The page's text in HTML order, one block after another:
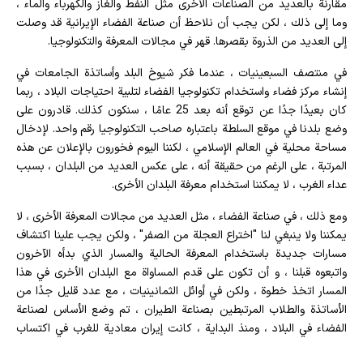
مقارنة بالعديد من الصناعات الأخرى مثل النفط والغاز والكهرباء والماء ،
وما إلى ذلك ، لكن يجب أن نلاحظ أن صناعة الفضاء الإيرانية قد وصلت
إلى العديد من الذروة بقصرها. قهر في مجالات المعرفة والتكنولوجيا.
في منتصف السبعينيات ، عندما فكر شيوخ البلد وأساتذة الجامعات في
إنشاء مركز فضاء واستخدام تكنولوجيا الفضاء لتلبية احتياجات البلاد ، ربما
كان بعيدًا جدًا عن توقع أنه بعد 25 عامًا ، سنكون كذلك. قادرون على
وضع بلدنا في موقع السلطة باعتباره صاحب التكنولوجيا رقم واحد. لإدخال
مساحة محلية في العالم الإسلامي ، لكننا اليوم فخورون بالإعلان عن هذه
المرتبة ، على الرغم من حقيقة أنه ، على عكس العديد من البلدان ، بسبب
عداء الغرب ، لا يمكننا استخدام معرفة البلدان الأخرى.
ومع ذلك ، في صناعة الفضاء ، مثل العديد من مجالات المعرفة الأخرى ، لا
يمكننا ولا ينبغي لنا "اختراع العجلة من الصفر" ، ولكن يجب علينا اكتشاف
مسارات جديدة باستخدام المعرفة الحالية والمسار الذي بدأه الآخرون
واتبعوه قبلنا ، و أن تكون على قدم المساواة مع البلدان الأخرى في هذا
المسار اتخذ خطوة ، ولكن في أوائل الثمانينيات ، مع عدد قليل جدًا من
الأساتذة والطلاب المرتبطين بصناعة الطيران ، تم وضع الأساس لصناعة
الفضاء في البلاد ، ومنذ البداية ، كانت إيران معادية للغرب في اكتساب